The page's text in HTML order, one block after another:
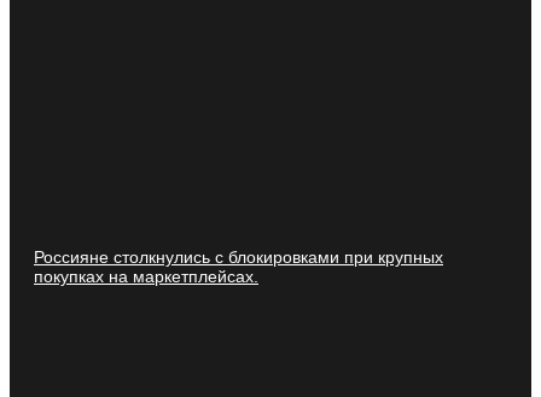
Россияне столкнулись с блокировками при крупных
покупках на маркетплейсах.